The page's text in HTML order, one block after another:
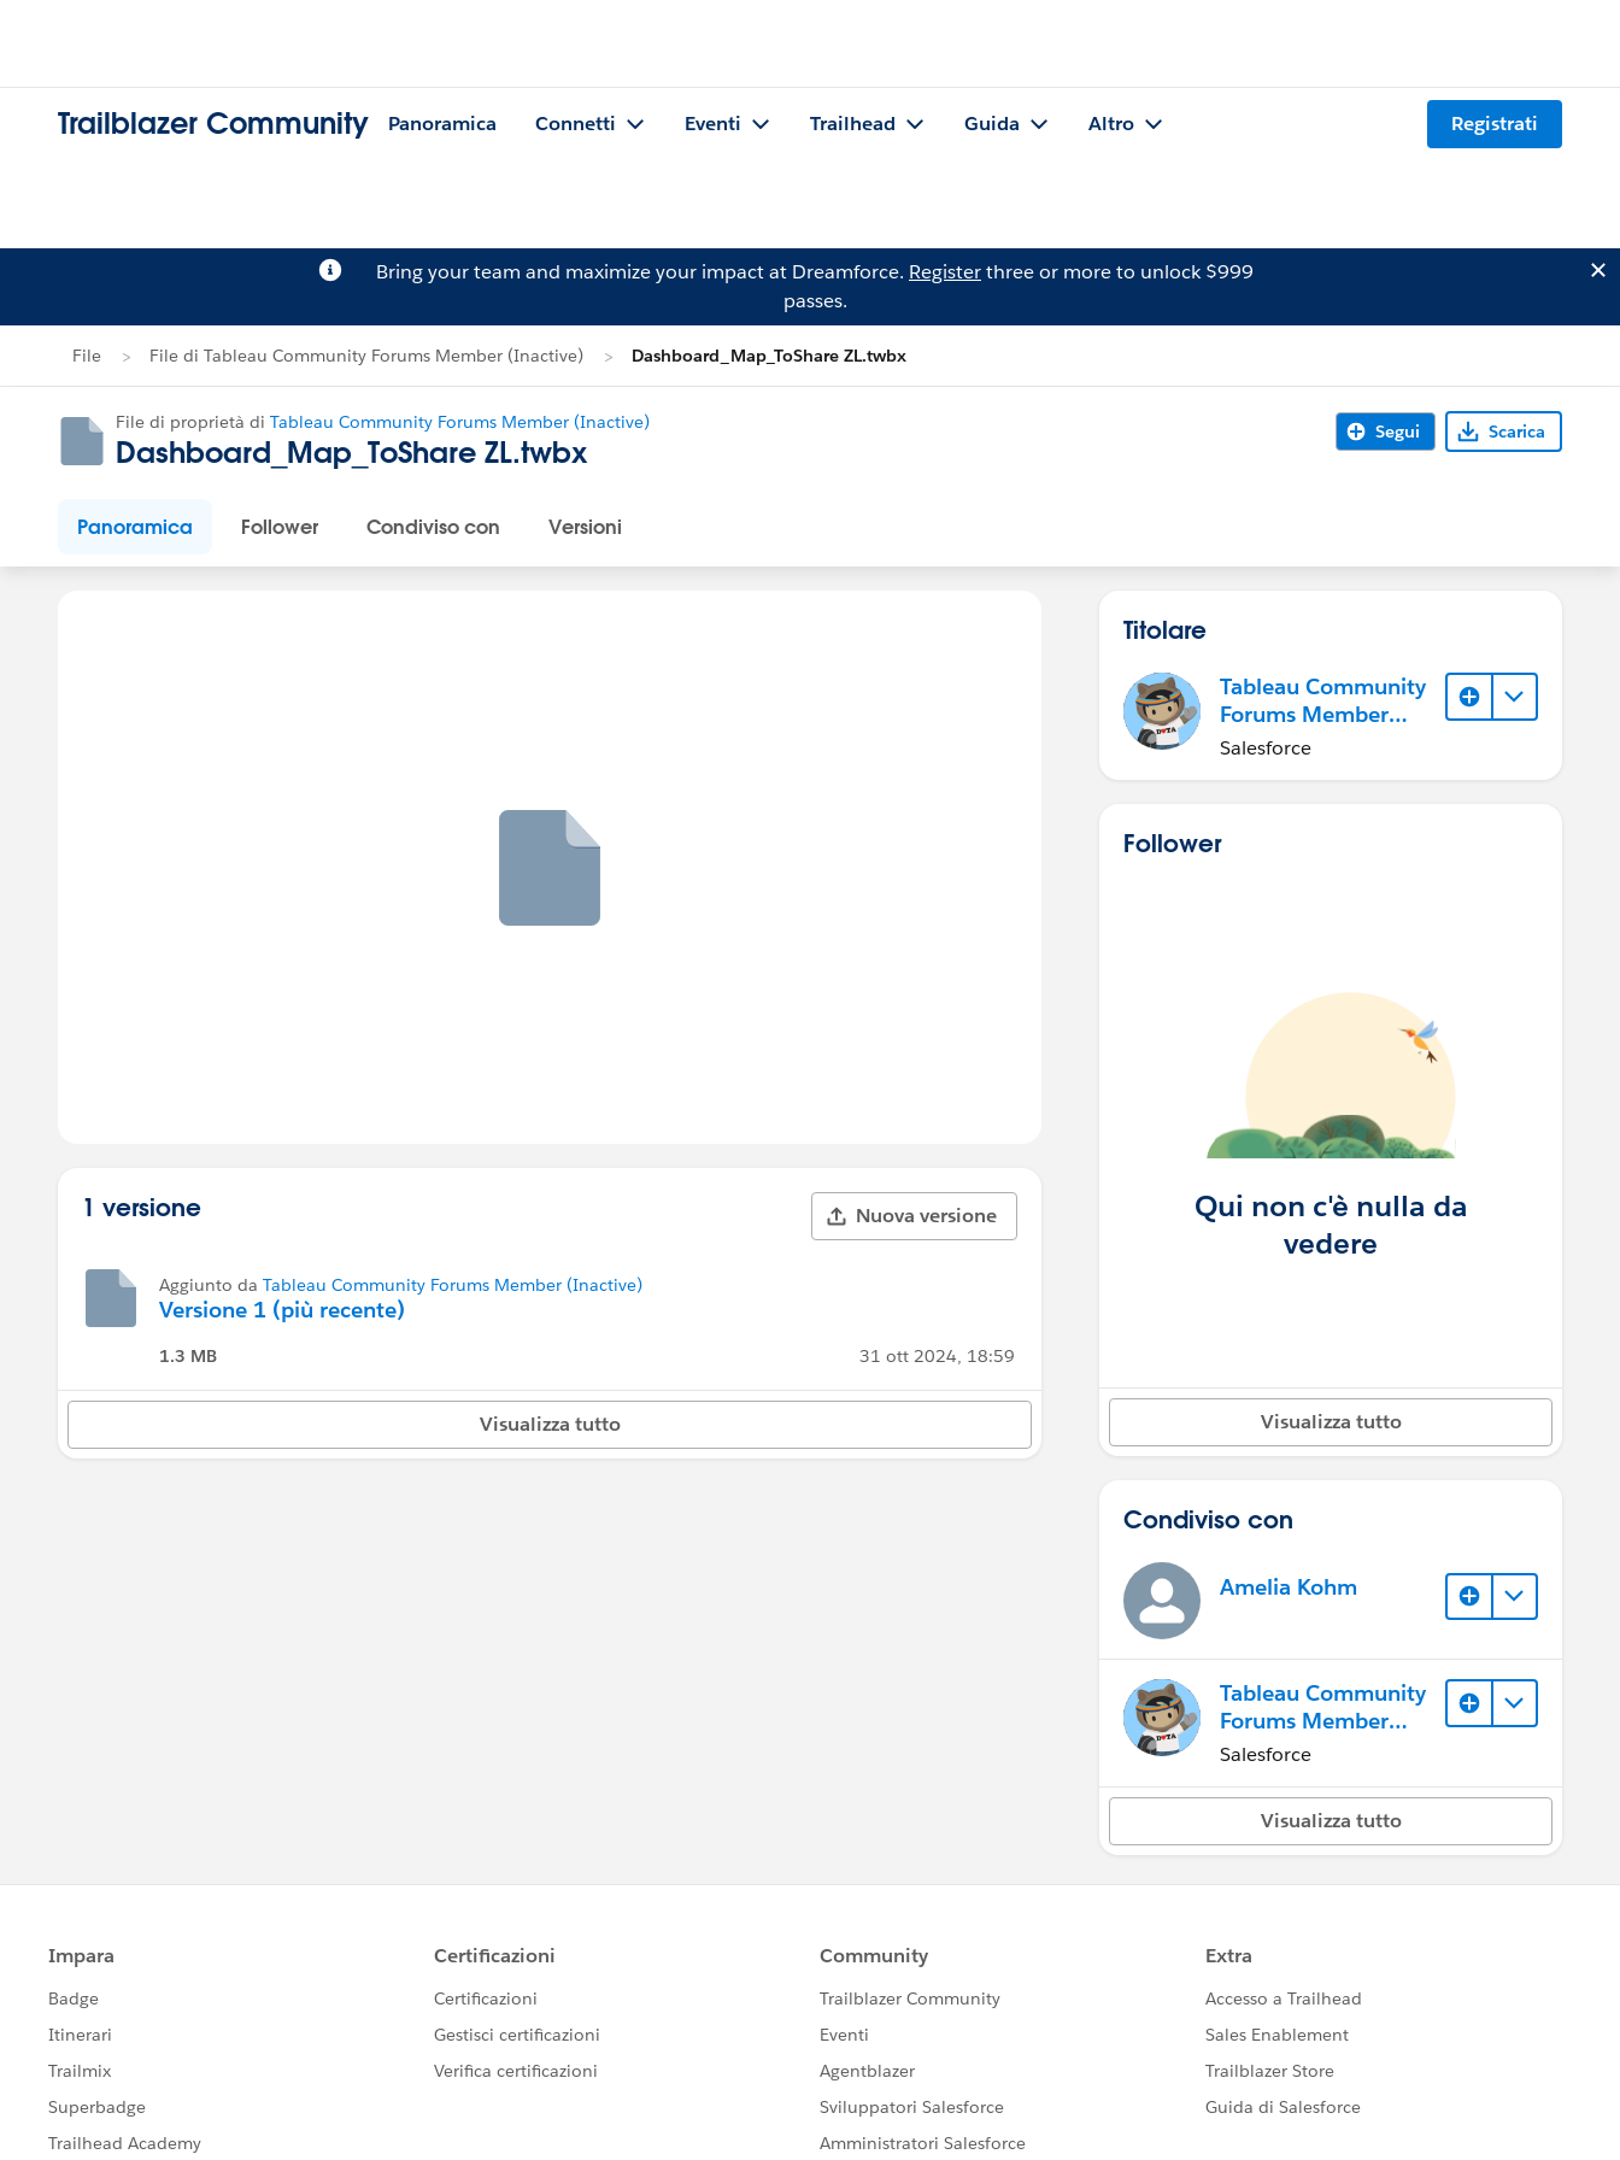
Trailblazer Community Panoramica Connetti Eventi Trailhead Guida Altro Registrati
Bring your team and maximize your impact at Dreamforce. Registerthree or more to unlock $999
passes.
File File di Tableau Community Forums Member (Inactive) Dashboard_Map_ToShare ZL.twbx
File di proprietà di Tableau Community Forums Member (Inactive)
Dashboard_Map_ToShare ZL.twbx
Segui Scarica
Panoramica Follower Condiviso con Versioni
1 versione Nuova versione
Aggiunto da Tableau Community Forums Member (Inactive)
Versione 1 (più recente)
1.3 MB 31 ott 2024, 18:59
Visualizza tutto
Titolare
Tableau Community
Forums Member
(Inactive)
Salesforce
Follower
Qui non c'è nulla da
vedere
Visualizza tutto
Condiviso con
Amelia Kohm
Tableau Community
Forums Member
(Inactive)
Salesforce
Visualizza tutto